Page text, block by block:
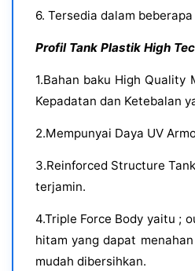
6. Tersedia dalam
Profil Tank Plastik High
1.Bahan baku High
Kepadatan dan Ketebalan
2.Mempunyai Daya UV
3.Reinforced Structure
terjamin.
4.Triple Force Body yaitu ;
hitam yang dapat
mudah dibersihkan.